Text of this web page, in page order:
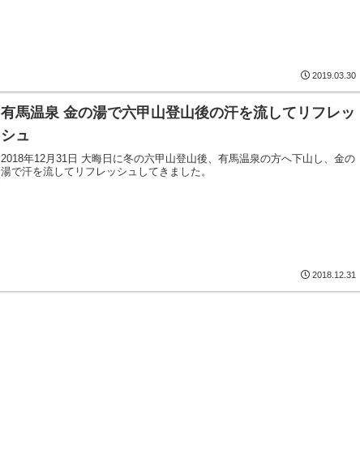
2019.03.30
有馬温泉 金の湯で六甲山登山後の汗を流してリフレッ
シュ
2018年12月31日 大晦日に冬の六甲山登山後、有馬温泉の方へ下山し、金の
湯で汗を流してリフレッシュしてきました。
2018.12.31